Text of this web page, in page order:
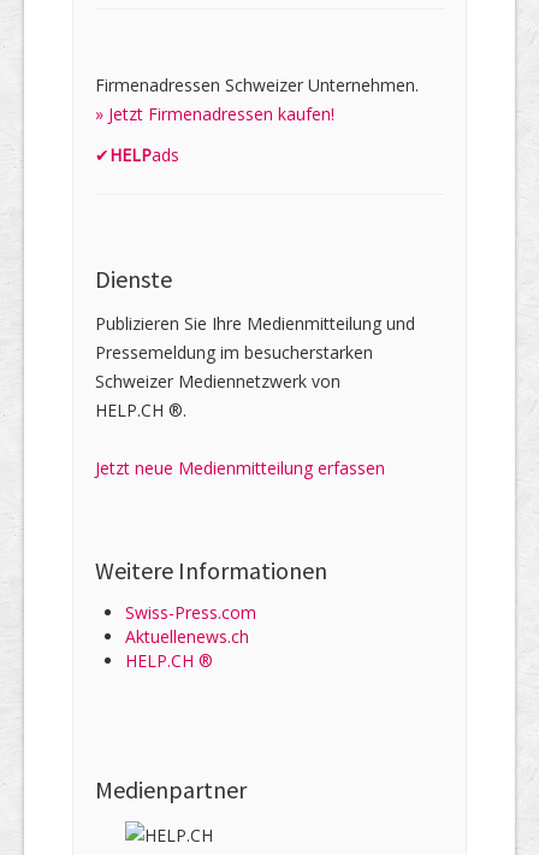
Firmenadressen Schweizer Unternehmen.
» Jetzt Firmenadressen kaufen!
✔HELPads
Dienste
Publizieren Sie Ihre Medienmitteilung und
Pressemeldung im besucherstarken
Schweizer Mediennetzwerk von
HELP.CH ®.
Jetzt neue Medienmitteilung erfassen
Weitere Informationen
Swiss-Press.com
Aktuellenews.ch
HELP.CH ®
Medienpartner